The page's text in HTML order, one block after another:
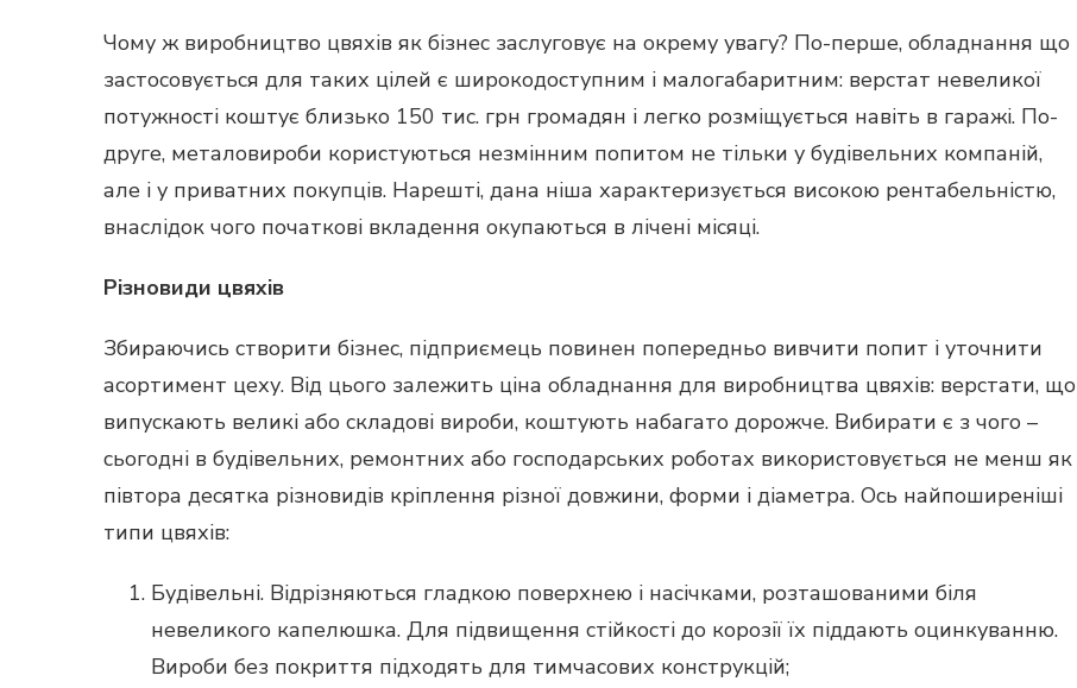
Чому ж виробництво цвяхів як бізнес заслуговує на окрему увагу? По-перше, обладнання що
застосовується для таких цілей є широкодоступним і малогабаритним: верстат невеликої
потужності коштує близько 150 тис. грн громадян і легко розміщується навіть в гаражі. По-
друге, металовироби користуються незмінним попитом не тільки у будівельних компаній,
але і у приватних покупців. Нарешті, дана ніша характеризується високою рентабельністю,
внаслідок чого початкові вкладення окупаються в лічені місяці.
Різновиди цвяхів
Збираючись створити бізнес, підприємець повинен попередньо вивчити попит і уточнити
асортимент цеху. Від цього залежить ціна обладнання для виробництва цвяхів: верстати, що
випускають великі або складові вироби, коштують набагато дорожче. Вибирати є з чого –
сьогодні в будівельних, ремонтних або господарських роботах використовується не менш як
півтора десятка різновидів кріплення різної довжини, форми і діаметра. Ось найпоширеніші
типи цвяхів:
Будівельні. Відрізняються гладкою поверхнею і насічками, розташованими біля
невеликого капелюшка. Для підвищення стійкості до корозії їх піддають оцинкуванню.
Вироби без покриття підходять для тимчасових конструкцій;